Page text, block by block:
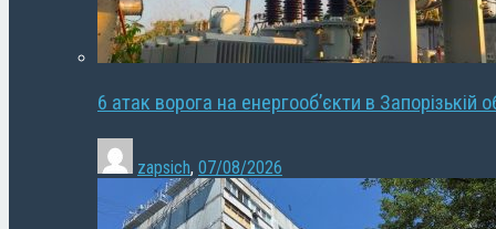
6 атак ворога на енергооб’єкти в Запорізькій
zapsich, 07/08/2026